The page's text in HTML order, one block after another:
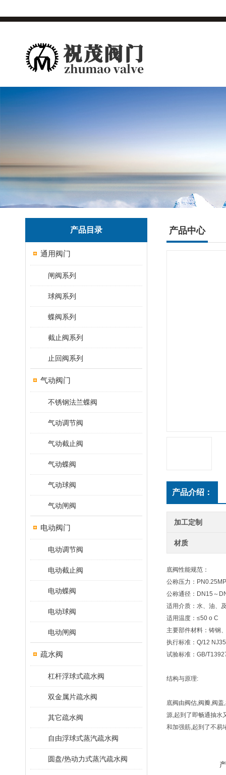
产品目录
通用阀门
闸阀系列
球阀系列
蝶阀系列
截止阀系列
止回阀系列
气动阀门
不锈钢法兰蝶阀
气动调节阀
气动截止阀
气动蝶阀
气动球阀
气动闸阀
电动阀门
电动调节阀
电动截止阀
电动蝶阀
电动球阀
电动闸阀
疏水阀
杠杆浮球式疏水阀
双金属片疏水阀
其它疏水阀
自由浮球式蒸汽疏水阀
圆盘/热动力式蒸汽疏水阀
产品中心
产品介绍：
加工定制
材质
底阀性能规范：
公称压力：
公称通径：DN15～
适用介质：水、油、
适用温度：≤50 o C
主要部件材料：铸钢
执行标准：Q/12
试验标准：GB/
结构与原理:
底阀由阀估,阀瓣,阀
源,起到了即畅通抽水
和加强筋,起到了不易